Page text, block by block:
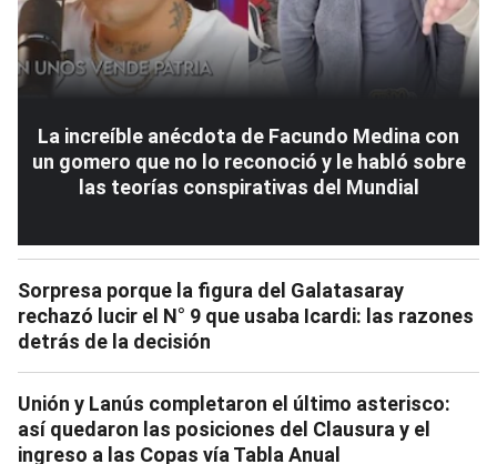
La increíble anécdota de Facundo Medina con
un gomero que no lo reconoció y le habló sobre
las teorías conspirativas del Mundial
Sorpresa porque la figura del Galatasaray
rechazó lucir el N° 9 que usaba Icardi: las razones
detrás de la decisión
Unión y Lanús completaron el último asterisco:
así quedaron las posiciones del Clausura y el
ingreso a las Copas vía Tabla Anual